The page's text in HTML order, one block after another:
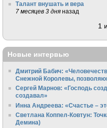
Талант внушать и вера
7 месяцев 3 дня назад
1
Новые интервью
Дмитрий Бабич:
Снежной Королевы,
Сергей Марнов: «Господь
создавал»
Инна Андреева: «Счастье –
Светлана Коппел-Ковтун:
Демина)